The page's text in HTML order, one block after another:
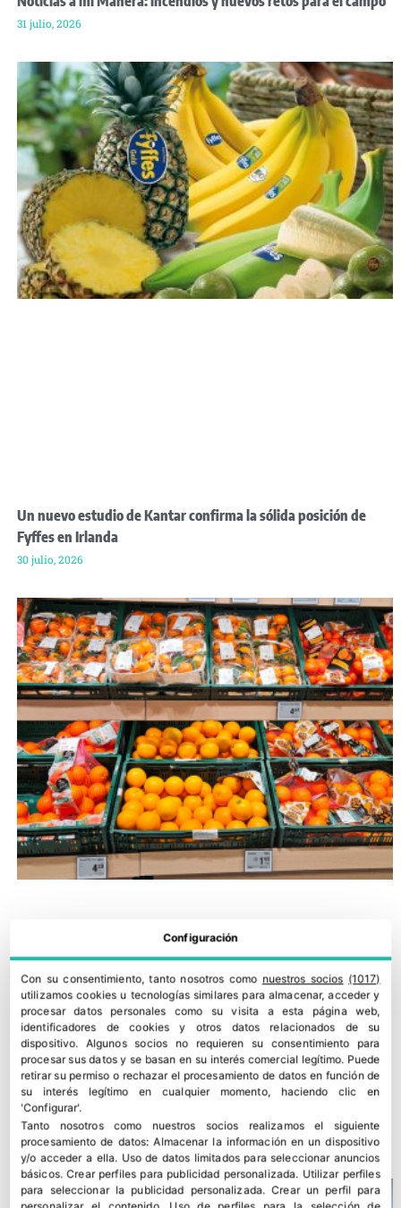
31 julio, 2026
Un nuevo estudio de Kantar confirma la sólida posición de
Fyffes en Irlanda
30 julio, 2026
IGP Cítricos Valencianos amplía un 33% el número de
auditorías
30 julio, 2026
Configuración
Con su consentimiento, tanto nosotros como nuestros socios (1017)
utilizamos cookies u tecnologías similares para almacenar, acceder y
procesar datos personales como su visita a esta página web,
identificadores de cookies y otros datos relacionados de su
dispositivo. Algunos socios no requieren su consentimiento para
procesar sus datos y se basan en su interés comercial legítimo. Puede
retirar su permiso o rechazar el procesamiento de datos en función de
su interés legítimo en cualquier momento, haciendo clic en
'Configurar'.
Tanto nosotros como nuestros socios realizamos el siguiente
procesamiento de datos:Almacenar la información en un dispositivo
y/o acceder a ella. Uso de datos limitados para seleccionar anuncios
básicos.Crear perfiles para publicidad personalizada. Utilizar perfiles
para seleccionar la publicidad personalizada.Crear un perfil para